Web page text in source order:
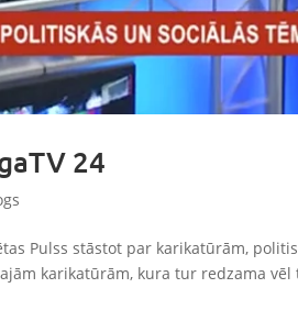
24
Pulss stāstot par karikatūrām,
karikatūrām, kura tur redzama vēl